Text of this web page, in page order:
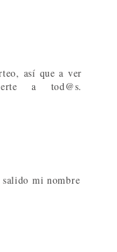
así que a ver
a tod@s.
mi nombre